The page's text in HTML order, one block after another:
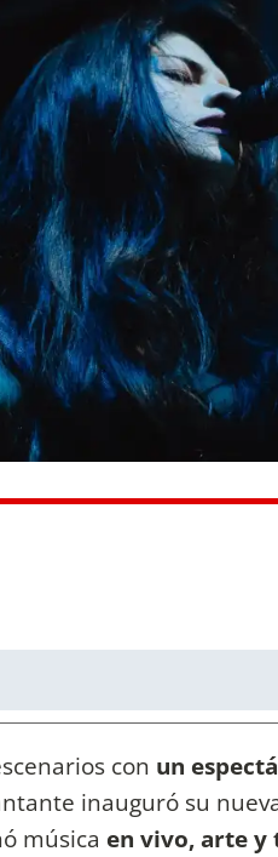
con un
inauguró su
música en vivo, arte